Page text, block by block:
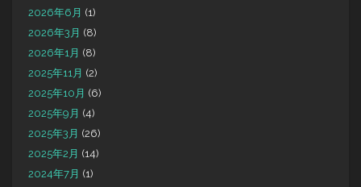
2026年6月 (1)
2026年3月 (8)
2026年1月 (8)
2025年11月 (2)
2025年10月 (6)
2025年9月 (4)
2025年3月 (26)
2025年2月 (14)
2024年7月 (1)